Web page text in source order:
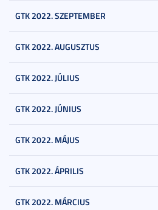
GTK 2022. SZEPTEMBER
GTK 2022. AUGUSZTUS
GTK 2022. JÚLIUS
GTK 2022. JÚNIUS
GTK 2022. MÁJUS
GTK 2022. ÁPRILIS
GTK 2022. MÁRCIUS